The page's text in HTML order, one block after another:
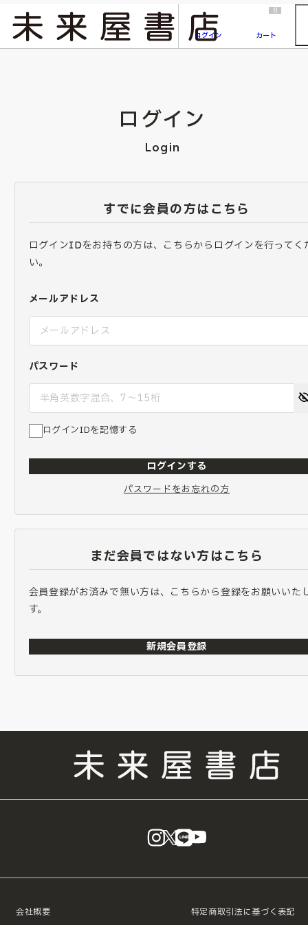
『ONE PIECE magazine 021 ONE PIECEカード付き同梱版』発売延期のご案内
ログイン
0
カート
ログイン
Login
すでに会員の方はこちら
ログインIDをお持ちの方は、こちらからログインを行ってく
い。
メールアドレス
パスワード
ログインIDを記憶する
ログインする
パスワードをお忘れの方
まだ会員ではない方はこちら
会員登録がお済みで無い方は、こちらから登録をお願いいた
す。
新規会員登録
instagram
X LINE
会社概要 特定商取引法に基づく表記